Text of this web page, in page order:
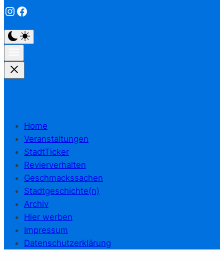
Instagram
Facebook
Home
Veranstaltungen
StadtTicker
Revierverhalten
Geschmackssachen
Stadtgeschichte(n)
Archiv
Hier werben
Impressum
Datenschutzerklärung